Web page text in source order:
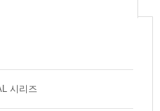
시리즈